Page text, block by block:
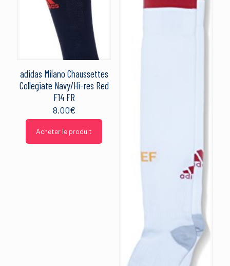
adidas Milano Chaussettes
Collegiate Navy/Hi-res Red
F14 FR
8.00€
Acheter le produit